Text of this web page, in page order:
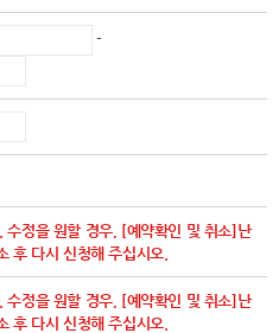
-
정을 원할 경우, [예약확인 및 취소]난
후 다시 신청해 주십시오.
정을 원할 경우, [예약확인 및 취소]난
후 다시 신청해 주십시오.